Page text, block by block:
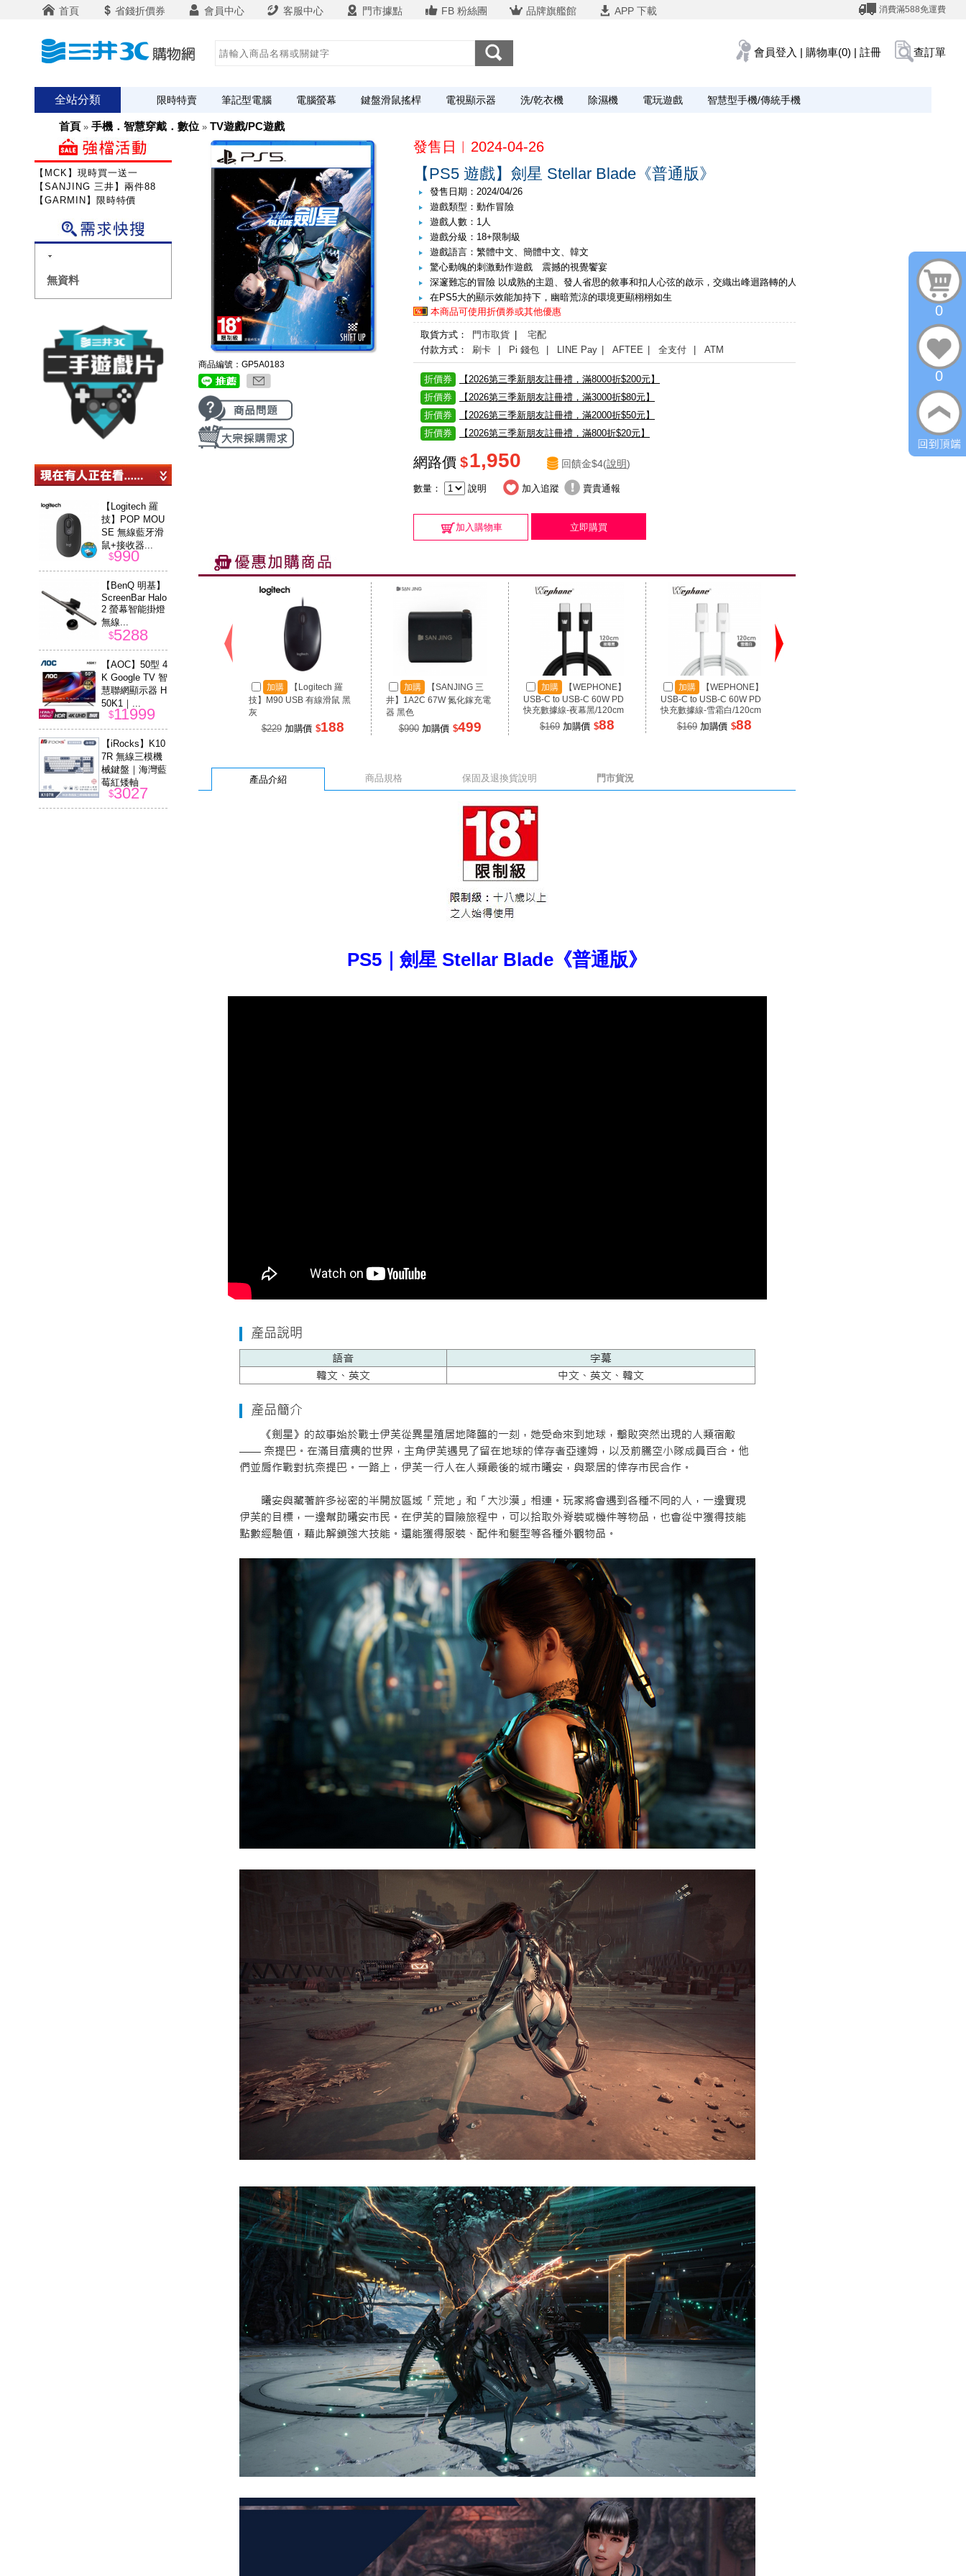
首頁 省錢折價券 會員中心 客服中心 門市據點 FB 粉絲團 品牌旗艦館 APP 下載 消費滿588免運費
會員登入 | 購物車(0) | 註冊 查訂單
全站分類 限時特賣 筆記型電腦 電腦螢幕 鍵盤滑鼠搖桿 電視顯示器 洗/乾衣機 除濕機 電玩遊戲 智慧型手機/傳統手機
首頁 » 手機．智慧穿戴．數位 » TV遊戲/PC遊戲
商品編號：GP5A0183
發售日︱2024-04-26
【PS5 遊戲】劍星 Stellar Blade《普通版》
發售日期：2024/04/26
遊戲類型：動作冒險
遊戲人數：1人
遊戲分級：18+限制級
遊戲語言：繁體中文、簡體中文、韓文
驚心動魄的刺激動作遊戲 震撼的視覺饗宴
深邃難忘的冒險 以成熟的主題、發人省思的敘事和扣人心弦的啟示，交織出峰迴路轉的人類命運故事.
在PS5大的顯示效能加持下，幽暗荒涼的環境更顯栩栩如生
本商品可使用折價券或其他優惠
取貨方式： 門市取貨
宅配
付款方式：
刷卡 | Pi 錢包 | LINE Pay | AFTEE | 全支付 | ATM
折價券
【2026第三季新朋友註冊禮，滿8000折$200元】
折價券
【2026第三季新朋友註冊禮，滿3000折$80元】
折價券
【2026第三季新朋友註冊禮，滿2000折$50元】
折價券
【2026第三季新朋友註冊禮，滿800折$20元】
網路價 $1,950 回饋金$4(說明)
數量： 說明 加入追蹤 賣貴通報
加入購物車 立即購買
加購
【Logitech 羅
技】M90 USB 有線滑鼠 黑
灰
$229加購價 $188
加購
【SANJING 三
井】1A2C 67W 氮化鎵充電
器 黑色
$990加購價 $499
加購
【WEPHONE】
USB-C to USB-C 60W PD
快充數據線-夜幕黑/120cm
$169 加購價 $88
加購
【WEPHONE】
USB-C to USB-C 60W PD
快充數據線-雪霜白/120cm
$169 加購價 $88
產品介紹 商品規格 保固及退換貨說明 門市貨況
PS5｜劍星 Stellar Blade《普通版》
【MCK】現時買一送一
【SANJING 三井】兩件88折
【GARMIN】限時特價
無資料
【Logitech 羅
技】POP MOU
SE 無線藍牙滑
鼠+接收器...
$990
【BenQ 明基】
ScreenBar Halo
2 螢幕智能掛燈
無線...
$5288
【AOC】50型 4
K Google TV 智
慧聯網顯示器 H
50K1｜...
$11999
【iRocks】K10
7R 無線三模機
械鍵盤｜海灣藍
莓紅矮軸
$3027
0
0